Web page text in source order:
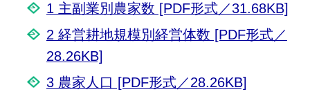
1 主副業別農家数 [PDF形式／31.68KB]
2 経営耕地規模別経営体数 [PDF形式／
28.26KB]
3 農家人口 [PDF形式／28.26KB]